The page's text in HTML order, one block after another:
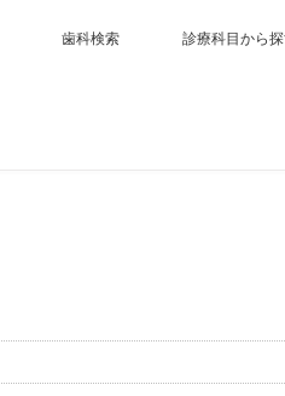
歯科検索 診療科目から